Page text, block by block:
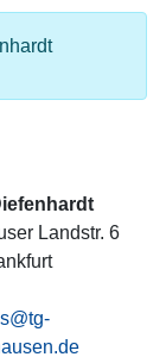
Landstr. 6